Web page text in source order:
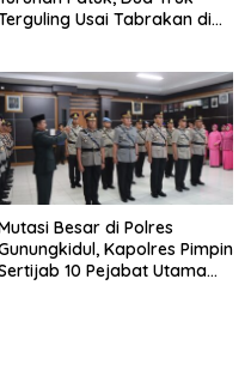
Usai Tabrakan di
Besar di Polres
Kapolres Pimpin
10 Pejabat Utama